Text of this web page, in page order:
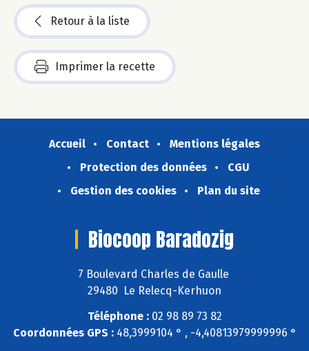
Retour à la liste
Imprimer la recette
Accueil Contact
Mentions légales
Protection des données
CGU
Gestion des cookies
Plan du site
Biocoop Baradozig
7 Boulevard Charles de Gaulle
29480 Le Relecq-Kerhuon
Téléphone :02 98 89 73 82
Coordonnées GPS :48,3999104 ° , -4,40813979999996 °